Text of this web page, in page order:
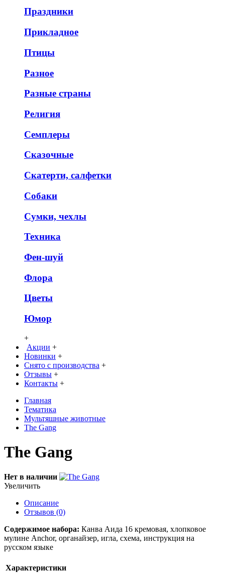
Праздники
Прикладное
Птицы
Разное
Разные страны
Религия
Семплеры
Сказочные
Скатерти, салфетки
Собаки
Сумки, чехлы
Техника
Фен-шуй
Флора
Цветы
Юмор
+
Акции +
Новинки +
Снято с производства +
Отзывы +
Контакты +
Главная
Тематика
Мультяшные животные
The Gang
The Gang
Нет в наличии
Увеличить
Описание
Отзывов (0)
Содержимое набора: Канва Аида 16 кремовая, хлопковое
мулине Anchor, органайзер, игла, схема, инструкция на
русском языке
Характеристики